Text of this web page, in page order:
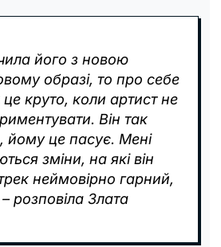
його з новою
образі, то про себе
це круто, коли артист не
Він так
йому це пасує. Мені
зміни, на які він
неймовірно гарний,
розповіла Злата